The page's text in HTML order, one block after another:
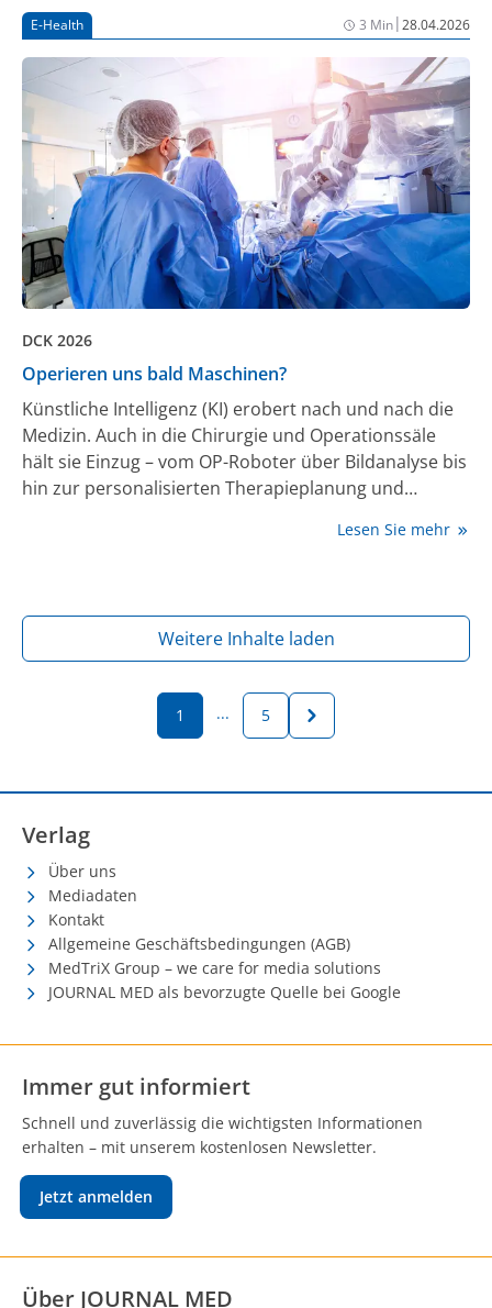
E-Health 3 Min|28.04.2026
DCK 2026
Operieren uns bald Maschinen?
Künstliche Intelligenz (KI) erobert nach und nach die
Medizin. Auch in die Chirurgie und Operationssäle
hält sie Einzug – vom OP-Roboter über Bildanalyse bis
hin zur personalisierten Therapieplanung und
viele neue Optionen in der chirurgischen Versorgung.
Lesen Sie mehr
Weitere Inhalte laden
1 ... 5
Verlag
Über uns
Mediadaten
Kontakt
Allgemeine Geschäftsbedingungen (AGB)
MedTriX Group – we care for media solutions
JOURNAL MED als bevorzugte Quelle bei Google
Immer gut informiert
Schnell und zuverlässig die wichtigsten Informationen
erhalten – mit unserem kostenlosen Newsletter.
Jetzt anmelden
Über JOURNAL MED